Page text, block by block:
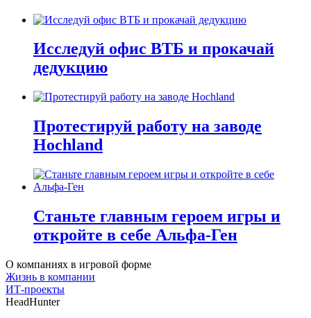
Исследуй офис ВТБ и прокачай
дедукцию
Протестируй работу на заводе
Hochland
Станьте главным героем игры и
откройте в себе Альфа-Ген
О компаниях в игровой форме
Жизнь в компании
ИТ-проекты
HeadHunter